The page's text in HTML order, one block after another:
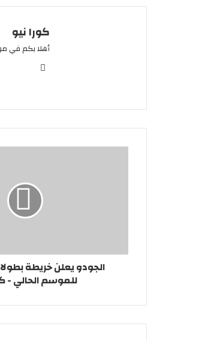
كورا نيو
أهلا بكم في
الجودو يعلن خريطة
للموسم الحالي -